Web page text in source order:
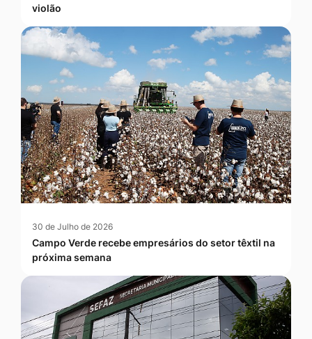
violão
30 de Julho de 2026
Campo Verde recebe empresários do setor têxtil na
próxima semana